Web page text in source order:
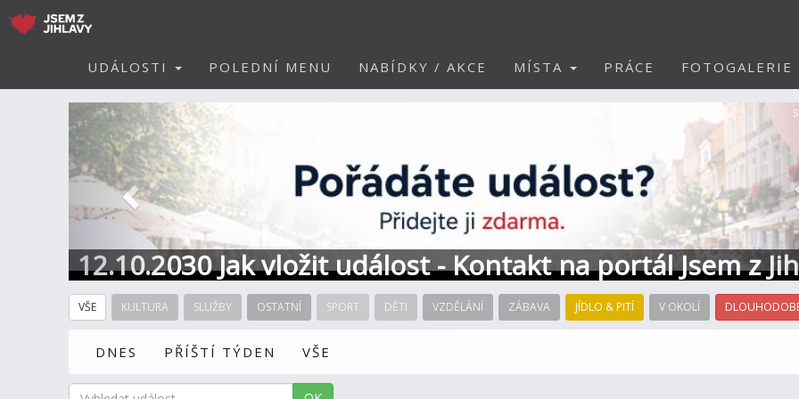
UDÁLOSTI POLEDNÍ MENU NABÍDKY / AKCE MÍSTA PRÁCE FOTOGALERIE
12.10.2030 Jak vložit událost - Kontakt na portál Jsem z
Předchozí
VŠE KULTURA SLUŽBY OSTATNÍ SPORT DĚTI VZDĚLÁNÍ ZÁBAVA JÍDLO & PITÍ V OKOLÍ
DNES PŘÍŠTÍ TÝDEN VŠE